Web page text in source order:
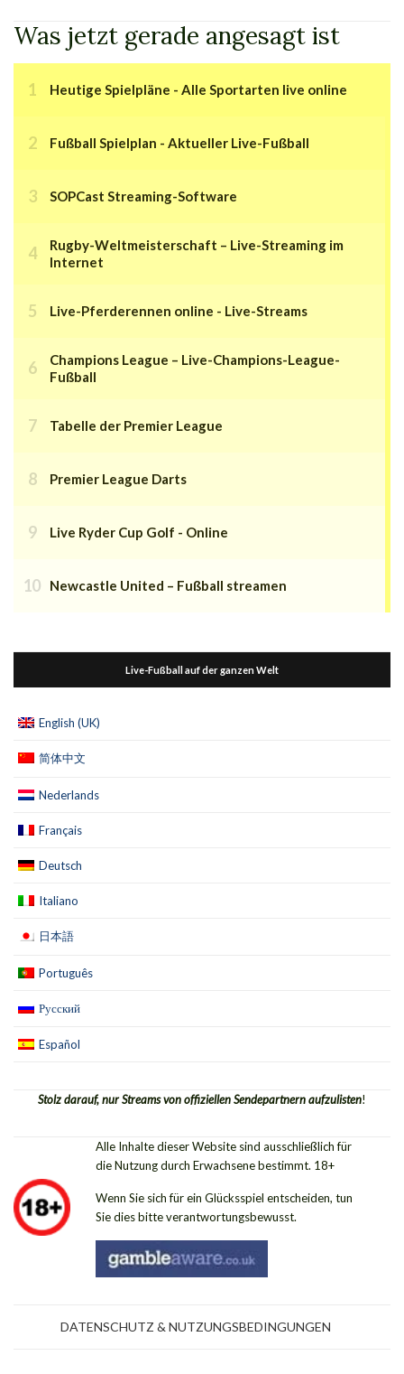
Was jetzt gerade angesagt ist
Heutige Spielpläne - Alle Sportarten live online
Fußball Spielplan - Aktueller Live-Fußball
SOPCast Streaming-Software
Rugby-Weltmeisterschaft – Live-Streaming im
Internet
Live-Pferderennen online - Live-Streams
Champions League – Live-Champions-League-
Fußball
Tabelle der Premier League
Premier League Darts
Live Ryder Cup Golf - Online
Newcastle United – Fußball streamen
Live-Fußball auf der ganzen Welt
English (UK)
简体中文
Nederlands
Français
Deutsch
Italiano
日本語
Português
Русский
Español
Stolz darauf, nur Streams von offiziellen Sendepartnern aufzulisten!
Alle Inhalte dieser Website sind ausschließlich für
die Nutzung durch Erwachsene bestimmt. 18+
Wenn Sie sich für ein Glücksspiel entscheiden, tun
Sie dies bitte verantwortungsbewusst.
DATENSCHUTZ & NUTZUNGSBEDINGUNGEN